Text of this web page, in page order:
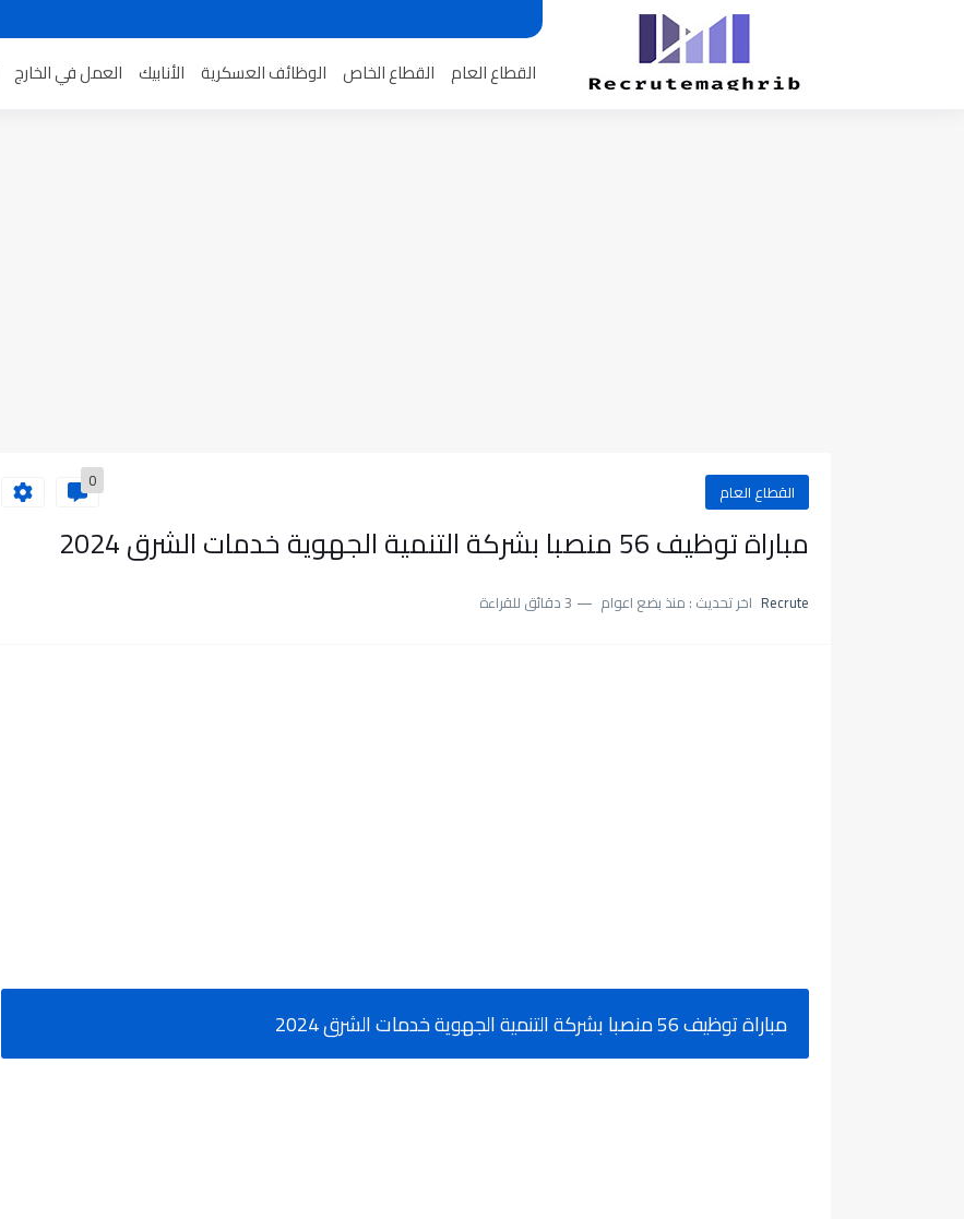
القطاع العام القطاع الخاص الوظائف العسكرية الأنابيك العمل في الخارج
القطاع العام 0
مباراة توظيف 56 منصبا بشركة التنمية الجهوية خدمات الشرق 2024
Recrute اخر تحديث : منذ بضع اعوام 3 دقائق للقراءة
مباراة توظيف 56 منصبا بشركة التنمية الجهوية خدمات الشرق 2024